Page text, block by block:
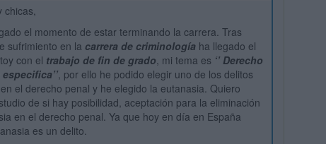
chicas,
el momento de estar terminando la carrera. Tras
sufrimiento en la carrera de criminología ha llegado el
con el trabajo de fin de grado, mi tema es ‘’ Derecho
, por ello he podido elegir uno de los delitos
el derecho penal y he elegido la eutanasia. Quiero
de si hay posibilidad, aceptación para la eliminación
en el derecho penal. Ya que hoy en día en España
es un delito.